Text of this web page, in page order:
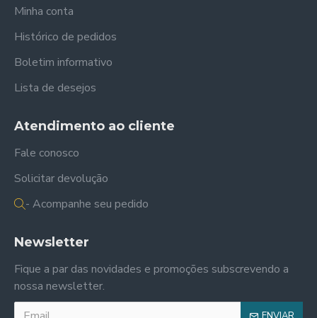
Minha conta
Histórico de pedidos
Boletim informativo
Lista de desejos
Atendimento ao cliente
Fale conosco
Solicitar devolução
- Acompanhe seu pedido
Newsletter
Fique a par das novidades e promoções subscrevendo a
nossa newsletter.